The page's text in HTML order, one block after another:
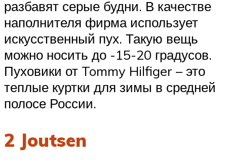
разбавят серые будни. В качестве
наполнителя фирма использует
искусственный пух. Такую вещь
можно носить до -15-20 градусов.
Пуховики от Tommy Hilfiger – это
теплые куртки для зимы в средней
полосе России.
2 Joutsen